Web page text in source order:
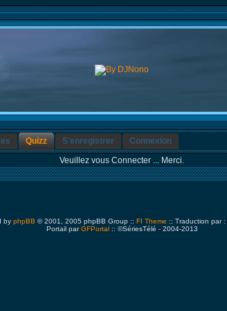
Quizz S'enregistrer
Connexion
Veuillez vous Connecter ... Merci.
by phpBB © 2001, 2005 phpBB Group :: FI Theme :: Traduction par :
Portail parGFPortal:: ©SériesTélé - 2004-2013